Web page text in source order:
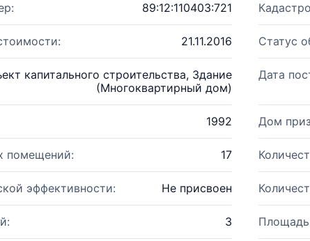
89:12:110403:721
21.11.2016 Статус
капитального строительства, Здание
(Многоквартирный дом)
Дата
1992 Дом
помещений: 17
эффективности: Не присвоен
3